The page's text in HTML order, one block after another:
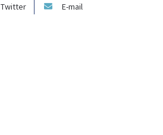
Twitter E-mail